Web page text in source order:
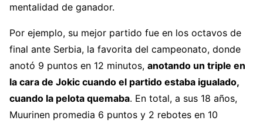
mentalidad de ganador.
Por ejemplo, su mejor partido fue en los octavos de
final ante Serbia, la favorita del campeonato, donde
anotó 9 puntos en 12 minutos, anotando un triple en
la cara de Jokic cuando el partido estaba igualado,
cuando la pelota quemaba. En total, a sus 18 años,
Muurinen promedia 6 puntos y 2 rebotes en 10